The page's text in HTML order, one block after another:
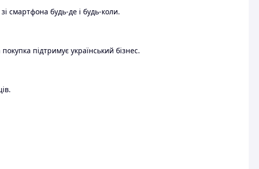
смартфона будь-де і будь-коли.
підтримує український бізнес.